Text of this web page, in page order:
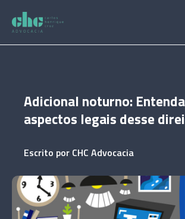
para
conteúdo
Adicional noturno:
aspectos legais desse
Escrito por CHC Advocacia